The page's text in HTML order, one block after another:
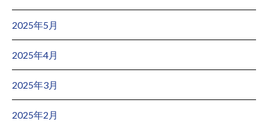
2025年5月
2025年4月
2025年3月
2025年2月